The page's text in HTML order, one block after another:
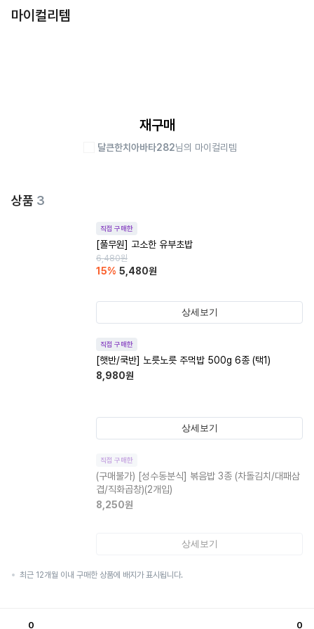
마이컬리템
재구매
달큰한치아바타282님의 마이컬리템
상품 3
직접 구매한
[풀무원] 고소한 유부초밥
6,480원
15% 5,480원
상세보기
직접 구매한
[햇반/쿡반] 노릇노릇 주먹밥 500g 6종 (택1)
8,980원
상세보기
직접 구매한
(구매불가) [성수동분식] 볶음밥 3종 (차돌김치/대패삼
겹/직화곱창)(2개입)
8,250원
상세보기
최근 12개월 이내 구매한 상품에 배지가 표시됩니다.
0 0